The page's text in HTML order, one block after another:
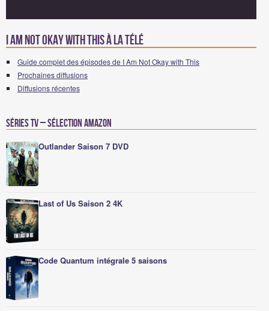
I Am Not Okay with This à la télé
Guide complet des épisodes de I Am Not Okay with This
Prochaines diffusions
Diffusions récentes
Séries TV – Sélection Amazon
Outlander Saison 7 DVD
Last of Us Saison 2 4K
Code Quantum intégrale 5 saisons